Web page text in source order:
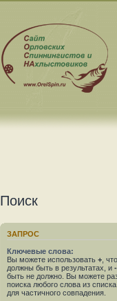
Поиск
ЗАПРОС
Ключевые слова:
Вы можете использовать + ,
должны быть в результатах, и -
быть не должно. Вы можете
поиска любого слова из
для частичного совпадения.